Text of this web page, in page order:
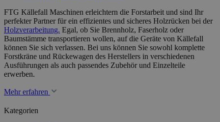
FTG Källefall Maschinen erleichtern die Forstarbeit und sind Ihr
perfekter Partner für ein effizientes und sicheres Holzrücken bei der
Holzverarbeitung. Egal, ob Sie Brennholz, Faserholz oder
Baumstämme transportieren wollen, auf die Geräte von Källefall
können Sie sich verlassen. Bei uns können Sie sowohl komplette
Forstkräne und Rückewagen des Herstellers in verschiedenen
Ausführungen als auch passendes Zubehör und Einzelteile
erwerben.
Mehr erfahren
Kategorien